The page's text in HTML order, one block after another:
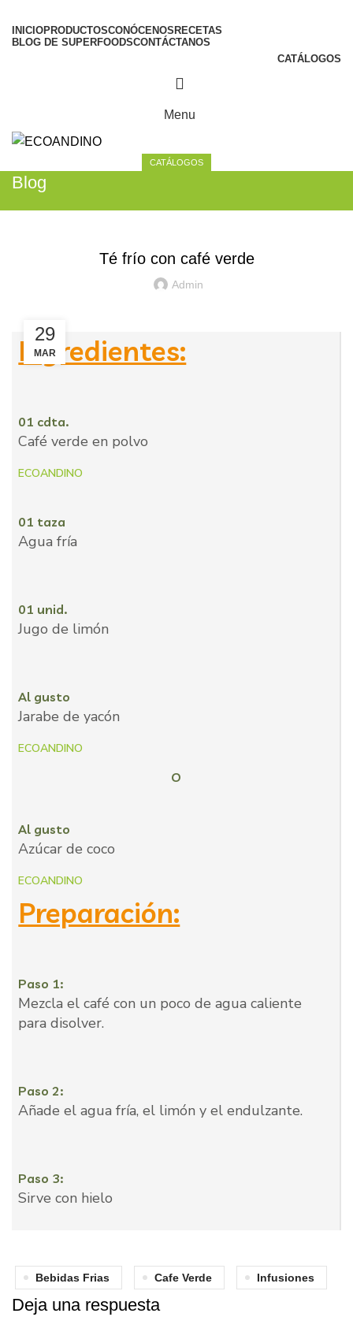
INICIOPRODUCTOSCONÓCENOS RECETAS
BLOG DE SUPERFOODSCONTÁCTANOS
CATÁLOGOS
Menu
CATÁLOGOS
Blog
Té frío con café verde
Admin
29
MAR
Ingredientes:
01 cdta.
Café verde en polvo
ECOANDINO
01 taza
Agua fría
01 unid.
Jugo de limón
Al gusto
Jarabe de yacón
ECOANDINO
O
Al gusto
Azúcar de coco
ECOANDINO
Preparación:
Paso 1:
Mezcla el café con un poco de agua caliente
para disolver.
Paso 2:
Añade el agua fría, el limón y el endulzante.
Paso 3:
Sirve con hielo
Bebidas Frias Cafe Verde Infusiones
Deja una respuesta